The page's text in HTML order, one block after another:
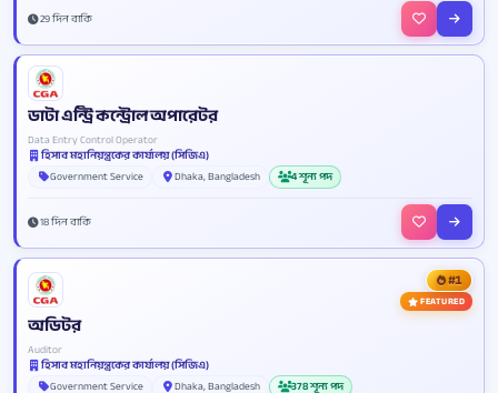
29 দিন বাকি
ডাটা এন্ট্রি কন্ট্রোল অপারেটর
Data Entry Control Operator
হিসাব মহানিয়ন্ত্রকের কার্যালয় (সিজিএ)
Government Service
Dhaka, Bangladesh 4 শূন্য পদ
18 দিন বাকি
#1
FEATURED
অডিটর
Auditor
হিসাব মহানিয়ন্ত্রকের কার্যালয় (সিজিএ)
Government Service
Dhaka, Bangladesh 378 শূন্য পদ